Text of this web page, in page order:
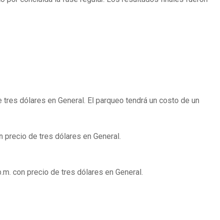
dólares en General. El parqueo tendrá un costo de un
precio de tres dólares en General.
con precio de tres dólares en General.